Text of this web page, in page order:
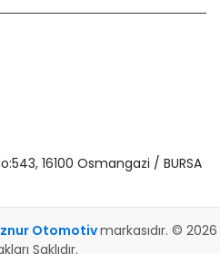
16100 Osmangazi / BURSA
Otomotivmarkasıdır. © 2026
Saklıdır.